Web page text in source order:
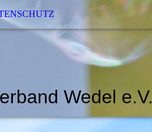
Wedel e.V.